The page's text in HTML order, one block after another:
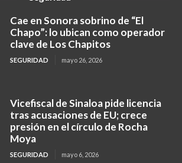
Cae en Sonora sobrino de “El
Chapo”: lo ubican como operador
clave de Los Chapitos
SEGURIDAD mayo 26, 2026
Vicefiscal de Sinaloa pide licencia
tras acusaciones de EU; crece
presión en el círculo de Rocha
Moya
SEGURIDAD mayo 6, 2026